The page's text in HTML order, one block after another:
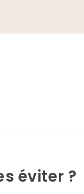
éviter ?